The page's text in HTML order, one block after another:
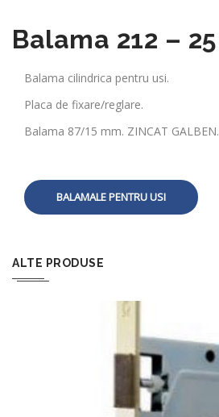
Balama 212 – 25
Balama cilindrica pentru usi.
Placa de fixare/reglare.
Balama 87/15 mm. ZINCAT GALBEN.
BALAMALE PENTRU USI
ALTE PRODUSE